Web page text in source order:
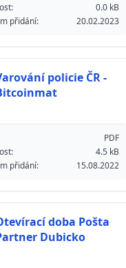
0.0 kB
přidání:
20.02.2023
policie ČR -
PDF
4.5 kB
přidání:
15.08.2022
doba Pošta
Dubicko